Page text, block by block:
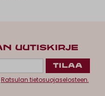
UUTISKIRJE
Ratsulan tietosuojaselosteen.